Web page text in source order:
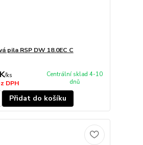
pila RSP DW 18.0EC C
/ks
DPH
Centrální sklad 4-10
dnů
Přidat do košíku